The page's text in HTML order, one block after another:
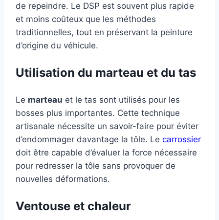
de repeindre. Le DSP est souvent plus rapide
et moins coûteux que les méthodes
traditionnelles, tout en préservant la peinture
d’origine du véhicule.
Utilisation du marteau et du tas
Le marteau et le tas sont utilisés pour les
bosses plus importantes. Cette technique
artisanale nécessite un savoir-faire pour éviter
d’endommager davantage la tôle. Le carrossier
doit être capable d’évaluer la force nécessaire
pour redresser la tôle sans provoquer de
nouvelles déformations.
Ventouse et chaleur